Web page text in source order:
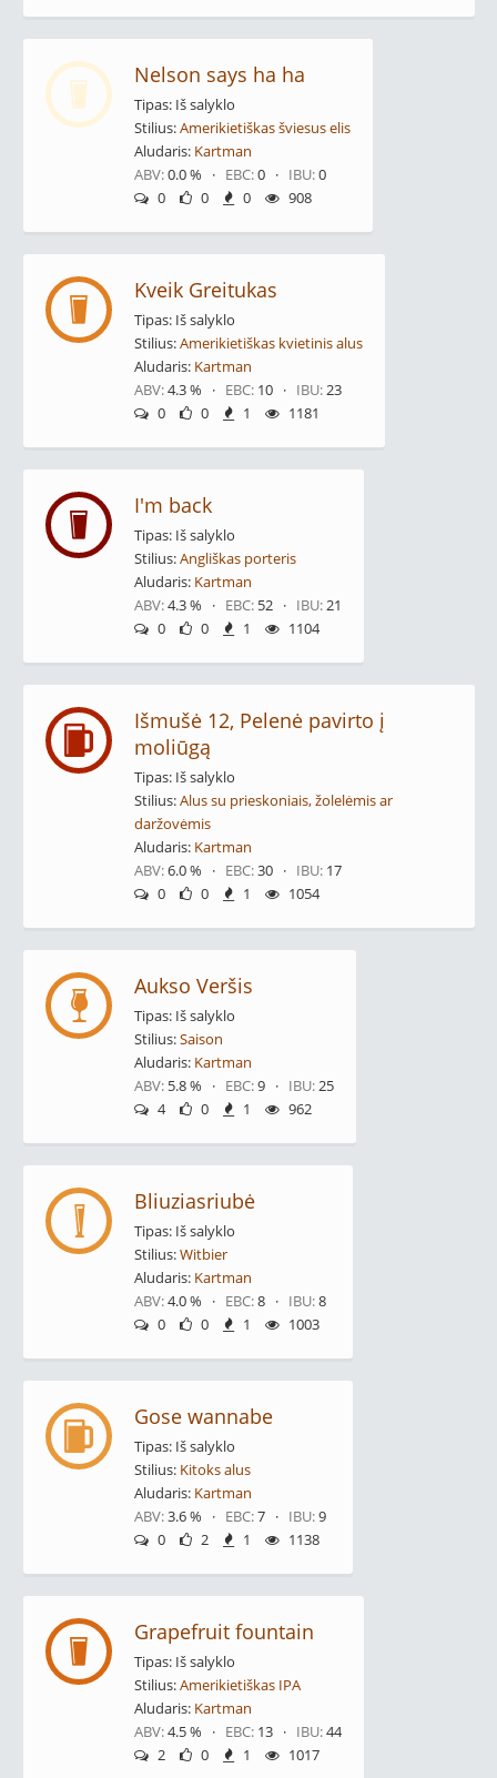
Nelson says ha ha
Tipas: Iš salyklo
Stilius:Amerikietiškas šviesus elis
Aludaris: Kartman
ABV:0.0 % · EBC:0 · IBU:0
0
0 0 908
Kveik Greitukas
Tipas: Iš salyklo
Stilius:Amerikietiškas kvietinis alus
Aludaris: Kartman
ABV:4.3 % · EBC: 10 · IBU:23
0
0 1 1181
I'm back
Tipas: Iš salyklo
Stilius:Angliškas porteris
Aludaris: Kartman
ABV:4.3 % · EBC: 52 · IBU:21
0
0 1 1104
Išmušė 12, Pelenė pavirto į
moliūgą
Tipas: Iš salyklo
Stilius:Alus su prieskoniais, žolelėmis ar
daržovėmis
Aludaris: Kartman
ABV:6.0 % · EBC:30 · IBU: 17
0
0 1 1054
Aukso Veršis
Tipas: Iš salyklo
Stilius:Saison
Aludaris: Kartman
ABV: 5.8 % · EBC:9 · IBU:25
4
0 1 962
Bliuziasriubė
Tipas: Iš salyklo
Stilius:Witbier
Aludaris: Kartman
ABV:4.0 % · EBC:8 · IBU:8
0
0 1 1003
Gose wannabe
Tipas: Iš salyklo
Stilius: Kitoks alus
Aludaris: Kartman
ABV:3.6 % · EBC:7 · IBU:9
0
2 1 1138
Grapefruit fountain
Tipas: Iš salyklo
Stilius:Amerikietiškas IPA
Aludaris: Kartman
ABV:4.5 % · EBC: 13 · IBU:44
2
0 1 1017